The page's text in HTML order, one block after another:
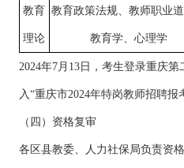
教育
理论
教育政策法规、教师职业道
教育学、心理学
2024年7月13日，考生登录重庆
入“重庆市2024年特岗教师招聘报
（四）资格复审
各区县教委、人力社保局负责资